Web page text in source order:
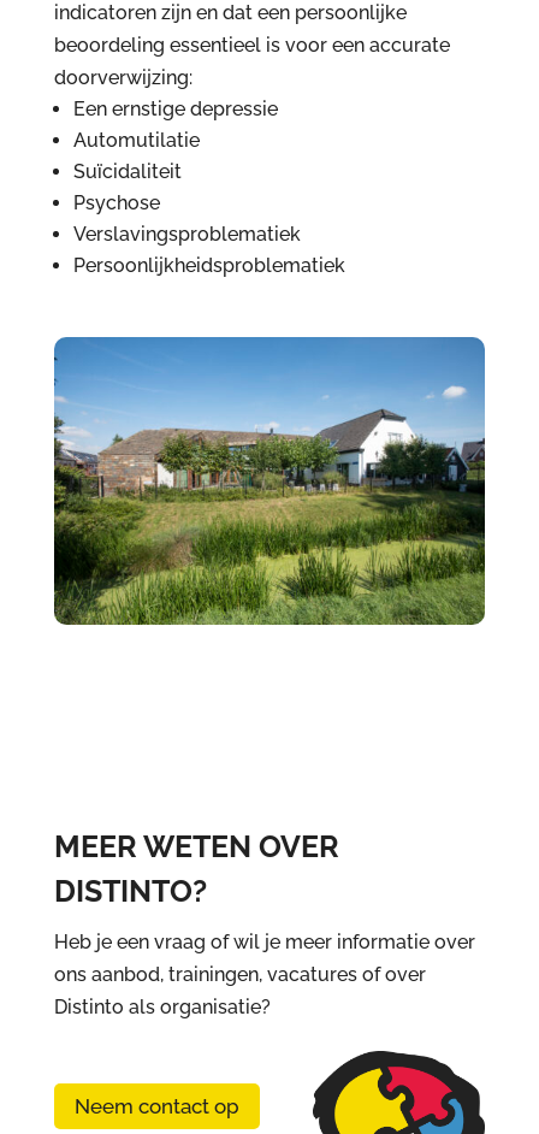
indicatoren zijn en dat een persoonlijke
beoordeling essentieel is voor een accurate
doorverwijzing:
Een ernstige depressie
Automutilatie
Suïcidaliteit
Psychose
Verslavingsproblematiek
Persoonlijkheidsproblematiek
MEER WETEN OVER
DISTINTO?
Heb je een vraag of wil je meer informatie over
ons aanbod, trainingen, vacatures of over
Distinto als organisatie?
Neem contact op